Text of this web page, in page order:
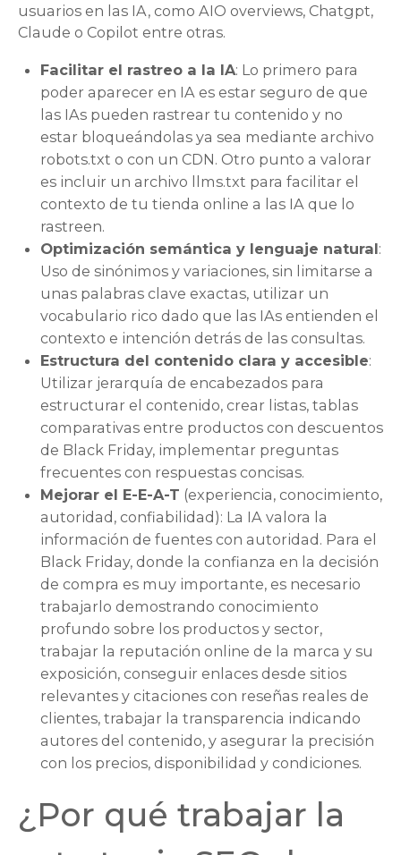
usuarios en las IA, como AIO overviews, Chatgpt,
Claude o Copilot entre otras.
Facilitar el rastreo a la IA: Lo primero para
poder aparecer en IA es estar seguro de que
las IAs pueden rastrear tu contenido y no
estar bloqueándolas ya sea mediante archivo
robots.txt o con un CDN. Otro punto a valorar
es incluir un archivo llms.txt para facilitar el
contexto de tu tienda online a las IA que lo
rastreen.
Optimización semántica y lenguaje natural:
Uso de sinónimos y variaciones, sin limitarse a
unas palabras clave exactas, utilizar un
vocabulario rico dado que las IAs entienden el
contexto e intención detrás de las consultas.
Estructura del contenido clara y accesible:
Utilizar jerarquía de encabezados para
estructurar el contenido, crear listas, tablas
comparativas entre productos con descuentos
de Black Friday, implementar preguntas
frecuentes con respuestas concisas.
Mejorar el E-E-A-T (experiencia, conocimiento,
autoridad, confiabilidad): La IA valora la
información de fuentes con autoridad. Para el
Black Friday, donde la confianza en la decisión
de compra es muy importante, es necesario
trabajarlo demostrando conocimiento
profundo sobre los productos y sector,
trabajar la reputación online de la marca y su
exposición, conseguir enlaces desde sitios
relevantes y citaciones con reseñas reales de
clientes, trabajar la transparencia indicando
autores del contenido, y asegurar la precisión
con los precios, disponibilidad y condiciones.
¿Por qué trabajar la